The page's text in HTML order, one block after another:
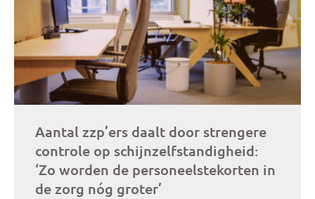
Aantal zzp’ers daalt door strengere
controle op schijnzelfstandigheid:
‘Zo worden de personeelstekorten in
de zorg nóg groter’